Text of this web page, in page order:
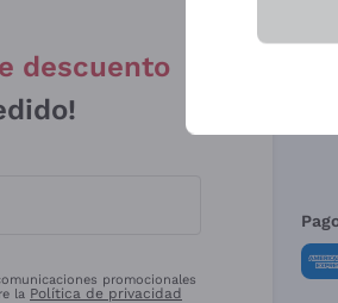
descuento
promocionales
la Política de privacidad